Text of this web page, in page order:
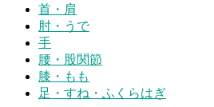
首・肩
肘・うで
手
腰・股関節
膝・もも
足・すね・ふくらはぎ